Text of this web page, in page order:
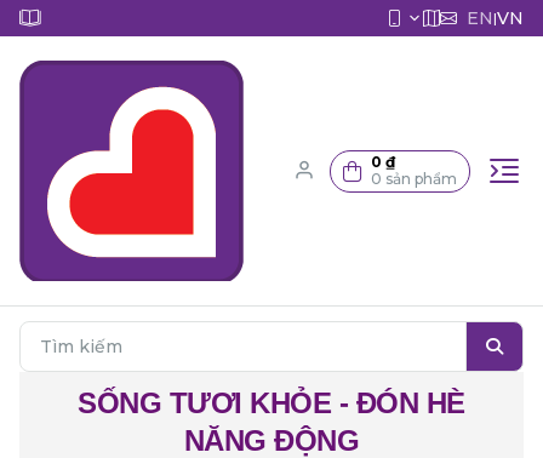
EN|VN
0 ₫
0 sản phẩm
SỐNG TƯƠI KHỎE - ĐÓN HÈ
NĂNG ĐỘNG